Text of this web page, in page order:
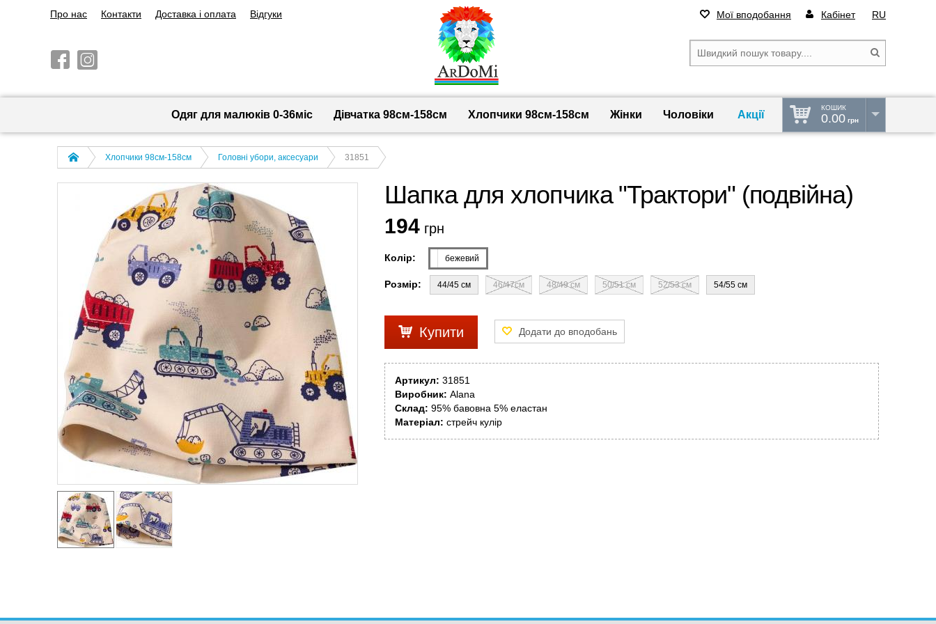
Про нас Контакти Доставка і оплата Відгуки Мої вподобання Кабінет RU
Одяг для малюків 0-36міс Дівчатка 98cм-158см Хлопчики 98см-158см Жінки Чоловіки Акції
КОШИК
0.00 грн
Хлопчики 98см-158см Головні убори, аксесуари 31851
Шапка для хлопчика "Трактори" (подвійна)
194 грн
Колір: бежевий
Розмір: 44/45 см 46/47см 48/49 см 50/51 см 52/53 см 54/55 см
Купити
Артикул: 31851
Виробник: Alana
Склад: 95% бавовна 5% еластан
Матеріал: стрейч кулір